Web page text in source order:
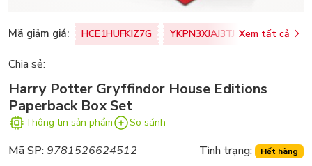
Mã giảm giá: HCE1HUFKIZ7G YKPN3XJAJ3TJ Xem tất cả
Chia sẻ:
Harry Potter Gryffindor House Editions
Paperback Box Set
Thông tin sản phẩm So sánh
Mã SP:9781526624512 Tình trạng: Hết hàng